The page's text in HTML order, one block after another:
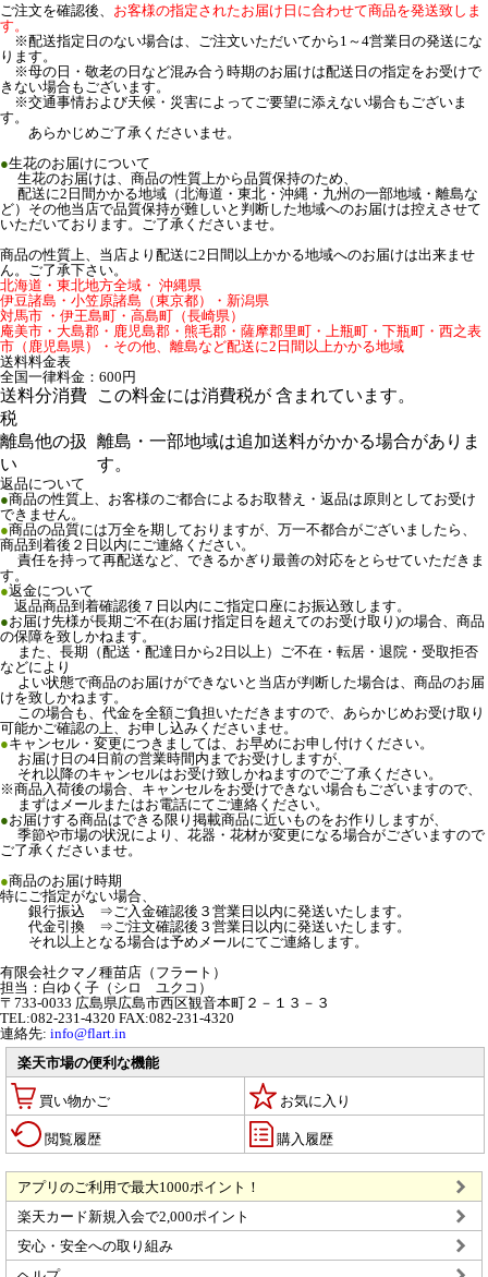
ご注文を確認後、 お客様の指定されたお届け日に合わせて商品を発送致しま
す。
※配送指定日のない場合は、ご注文いただいてから1～4営業日の発送にな
ります。
※母の日・敬老の日など混み合う時期のお届けは配送日の指定をお受けで
きない場合もございます。
※交通事情および天候・災害によってご要望に添えない場合もございま
す。
あらかじめご了承くださいませ。
●生花のお届けについて
生花のお届けは、商品の性質上から品質保持のため、
配送に2日間かかる地域（北海道・東北・沖縄・九州の一部地域・離島な
ど）その他当店で品質保持が難しいと判断した地域へのお届けは控えさせて
いただいております。ご了承くださいませ。
商品の性質上、当店より配送に2日間以上かかる地域へのお届けは出来ませ
ん。ご了承下さい。
北海道・東北地方全域・ 沖縄県
伊豆諸島・小笠原諸島（東京都）・新潟県
対馬市 ・伊王島町・高島町（長崎県）
庵美市・大島郡・鹿児島郡・熊毛郡・薩摩郡里町・上瓶町・下瓶町・西之表
市（鹿児島県）・その他、離島など配送に2日間以上かかる地域
送料料金表
全国一律料金：600円
送料分消費
税
この料金には消費税が 含まれています。
離島他の扱
い
離島・一部地域は追加送料がかかる場合がありま
す。
返品について
●商品の性質上、お客様のご都合によるお取替え・返品は原則としてお受け
できません。
●商品の品質には万全を期しておりますが、万一不都合がございましたら、
商品到着後２日以内にご連絡ください。
責任を持って再配送など、できるかぎり最善の対応をとらせていただきま
す。
●返金について
返品商品到着確認後７日以内にご指定口座にお振込致します。
●お届け先様が長期ご不在(お届け指定日を超えてのお受け取り)の場合、商品
の保障を致しかねます。
また、長期（配送・配達日から2日以上）ご不在・転居・退院・受取拒否
などにより
よい状態で商品のお届けができないと当店が判断した場合は、商品のお届
けを致しかねます。
この場合も、代金を全額ご負担いただきますので、あらかじめお受け取り
可能かご確認の上、お申し込みくださいませ。
●キャンセル・変更につきましては、お早めにお申し付けください。
お届け日の4日前の営業時間内までお受けしますが、
それ以降のキャンセルはお受け致しかねますのでご了承ください。
※商品入荷後の場合、キャンセルをお受けできない場合もございますので、
まずはメールまたはお電話にてご連絡ください。
●お届けする商品はできる限り掲載商品に近いものをお作りしますが、
季節や市場の状況により、花器・花材が変更になる場合がございますので
ご了承くださいませ。
●商品のお届け時期
特にご指定がない場合、
銀行振込 ⇒ご入金確認後３営業日以内に発送いたします。
代金引換 ⇒ご注文確認後３営業日以内に発送いたします。
それ以上となる場合は予めメールにてご連絡します。
有限会社クマノ種苗店（フラート）
担当：白ゆく子（シロ ユクコ）
〒733-0033 広島県広島市西区観音本町２－１３－３
TEL:082-231-4320 FAX:082-231-4320
連絡先: info@flart.in
楽天市場の便利な機能
買い物かご お気に入り
閲覧履歴 購入履歴
アプリのご利用で最大1000ポイント！
楽天カード新規入会で2,000ポイント
安心・安全への取り組み